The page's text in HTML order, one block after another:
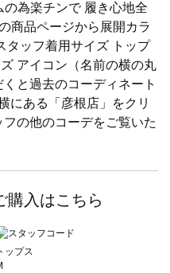
為楽チンで 履き心地全
商品ページから展開カラ
ッフ着用サイズ トップ
アイコン（名前の横の丸
と過去のコーディネート
にある「彦根店」をクリ
の他のコーデをご覧いた
購入はこちら
ップス